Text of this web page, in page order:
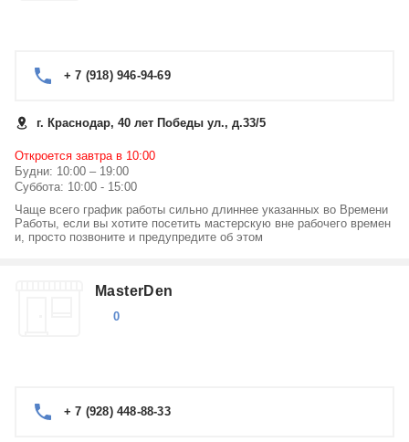
+ 7 (918) 946-94-69
г. Краснодар, 40 лет Победы ул., д.33/5
Откроется завтра в 10:00
Будни: 10:00 – 19:00
Суббота: 10:00 - 15:00
Чаще всего график работы сильно длиннее указанных во Времени
Работы, если вы хотите посетить мастерскую вне рабочего времен
и, просто позвоните и предупредите об этом
MasterDen
0
+ 7 (928) 448-88-33